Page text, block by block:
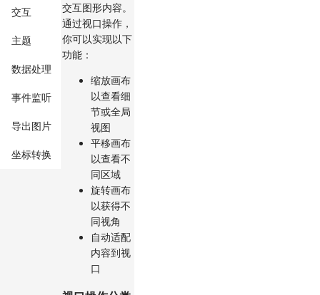
交互
主题
数据处理
事件监听
导出图片
坐标转换
交互图形内容。
通过视口操作，
你可以实现以下
功能：
缩放画布
以查看细
节或全局
视图
平移画布
以查看不
同区域
旋转画布
以获得不
同视角
自动适配
内容到视
口